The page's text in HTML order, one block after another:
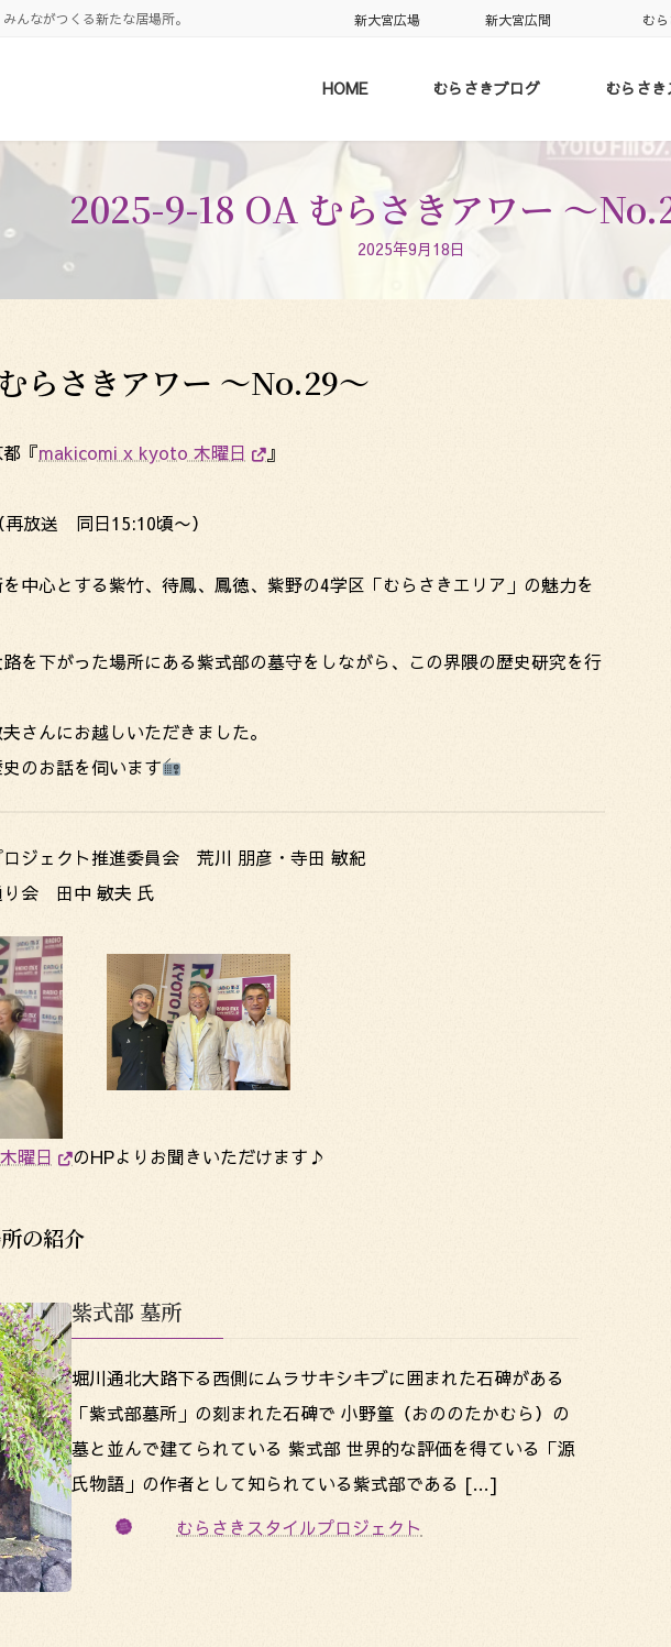
んながつくる新たな居場所。 新大宮広場 新大宮広間 む
HOME むらさきブログ むらさ
2025-9-18 OA むらさきアワー 〜
2025年9月18日
らさきアワー 〜No.29〜
『makicomi x kyoto 木曜日
』
放送 同日15:10頃〜）
中心とする紫竹、待鳳、鳳徳、紫野の4学区「むらさきエリア」の魅力を
を下がった場所にある紫式部の墓守をしながら、この界隈の歴史研究を行
さんにお越しいただきました。
のお話を伺います
ジェクト推進委員会 荒川 朋彦・寺田 敏紀
り会 田中 敏夫 氏
曜日 のHPよりお聞きいただけます♪
の紹介
紫式部 墓所
堀川通北大路下る西側にムラサキシキブに囲まれた石碑がある
「紫式部墓所」の刻まれた石碑で 小野篁（おののたかむら）の
墓と並んで建てられている 紫式部 世界的な評価を得ている「源
氏物語」の作者として知られている紫式部である […]
むらさきスタイルプロジェクト